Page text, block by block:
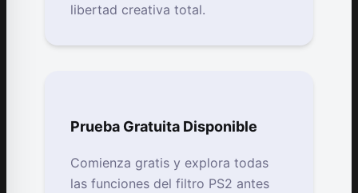
libertad creativa total.
Prueba Gratuita Disponible
Comienza gratis y explora todas
las funciones del filtro PS2 antes